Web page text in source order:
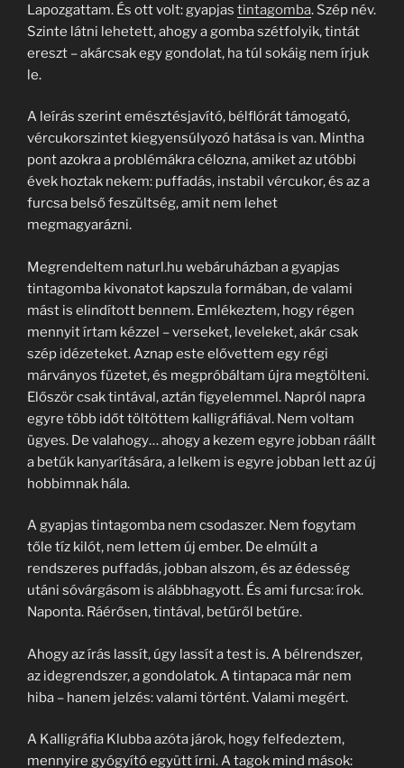
Lapozgattam. És ott volt: gyapjas tintagomba. Szép név.
Szinte látni lehetett, ahogy a gomba szétfolyik, tintát
ereszt – akárcsak egy gondolat, ha túl sokáig nem írjuk
le.
A leírás szerint emésztésjavító, bélflórát támogató,
vércukorszintet kiegyensúlyozó hatása is van. Mintha
pont azokra a problémákra célozna, amiket az utóbbi
évek hoztak nekem: puffadás, instabil vércukor, és az a
furcsa belső feszültség, amit nem lehet
megmagyarázni.
Megrendeltem naturl.hu webáruházban a gyapjas
tintagomba kivonatot kapszula formában, de valami
mást is elindított bennem. Emlékeztem, hogy régen
mennyit írtam kézzel – verseket, leveleket, akár csak
szép idézeteket. Aznap este elővettem egy régi
márványos füzetet, és megpróbáltam újra megtölteni.
Először csak tintával, aztán figyelemmel. Napról napra
egyre több időt töltöttem kalligráfiával. Nem voltam
ügyes. De valahogy… ahogy a kezem egyre jobban ráállt
a betűk kanyarítására, a lelkem is egyre jobban lett az új
hobbimnak hála.
A gyapjas tintagomba nem csodaszer. Nem fogytam
tőle tíz kilót, nem lettem új ember. De elmúlt a
rendszeres puffadás, jobban alszom, és az édesség
utáni sóvárgásom is alábbhagyott. És ami furcsa: írok.
Naponta. Ráérősen, tintával, betűről betűre.
Ahogy az írás lassít, úgy lassít a test is. A bélrendszer,
az idegrendszer, a gondolatok. A tintapaca már nem
hiba – hanem jelzés: valami történt. Valami megért.
A Kalligráfia Klubba azóta járok, hogy felfedeztem,
mennyire gyógyító együtt írni. A tagok mind mások: